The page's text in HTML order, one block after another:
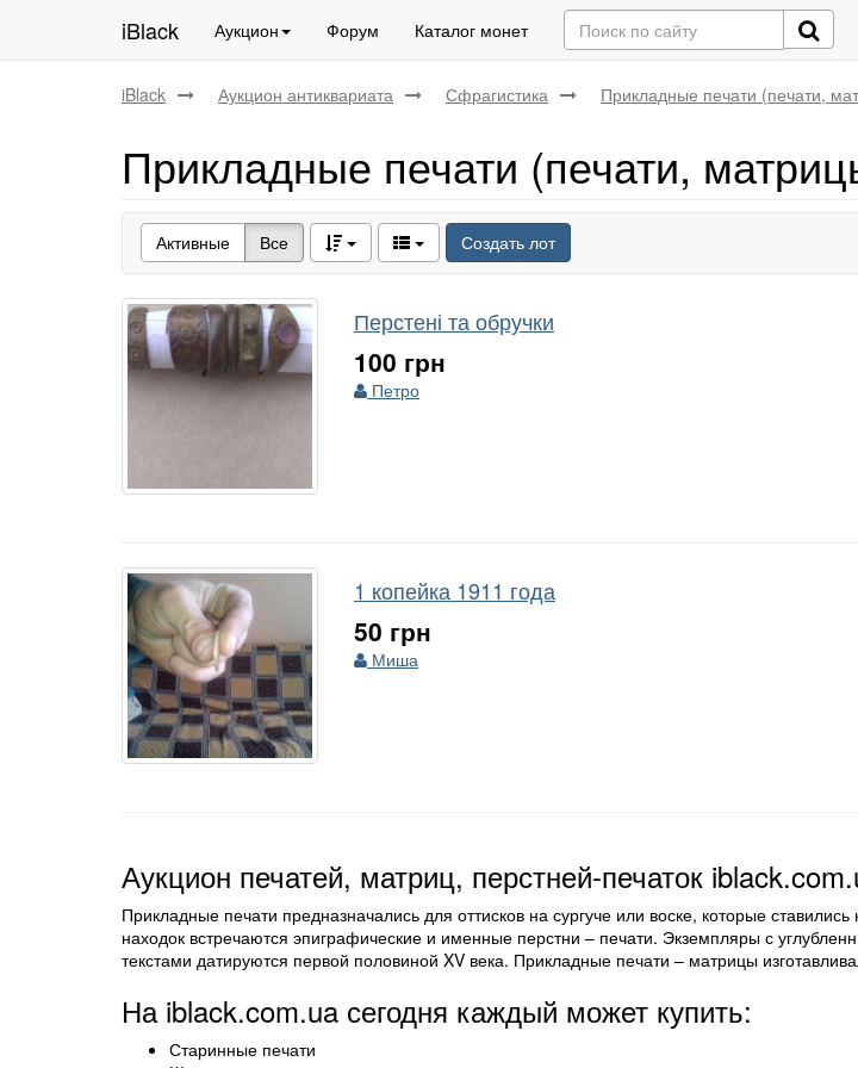
iBlack Аукцион Форум Каталог монет
iBlack Аукцион антиквариата Сфрагистика Прикладные печати (печати,
Прикладные печати (печати,
Активные Все Создать лот
Перстені та обручки
100 грн
Петро
1 копейка 1911 года
50 грн
Миша
Аукцион печатей, матриц, перстней-печаток
Прикладные печати предназначались для оттисков на сургуче или воске, которые
находок встречаются эпиграфические и именные перстни – печати. Экземпляры с
текстами датируются первой половиной XV века. Прикладные печати – матрицы
На iblack.com.ua сегодня каждый может купить:
Старинные печати